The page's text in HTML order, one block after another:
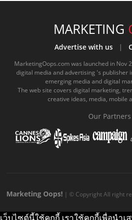
e
b
o
o
k
c
o
t
u
b
e
.
o
o
m
e
m
e
MARKETING
Advertise with us|
MarketingOops.com was launched in Nov
digital media and advertising 's publisher
emerging media and digital
The web site covers digital marketing,
creative ideas, media, mobile
Our Partners
Marketing Oops! | © Copyright All right
เว็บไซต์นี้ใช้คุกกี้ เราใช้คุกกี้เพื่อนำ